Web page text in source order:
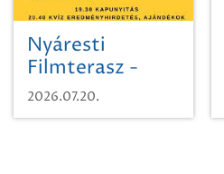
Nyáresti
Filmterasz -
Beugró a
Paradicsomba
2026.07.20.